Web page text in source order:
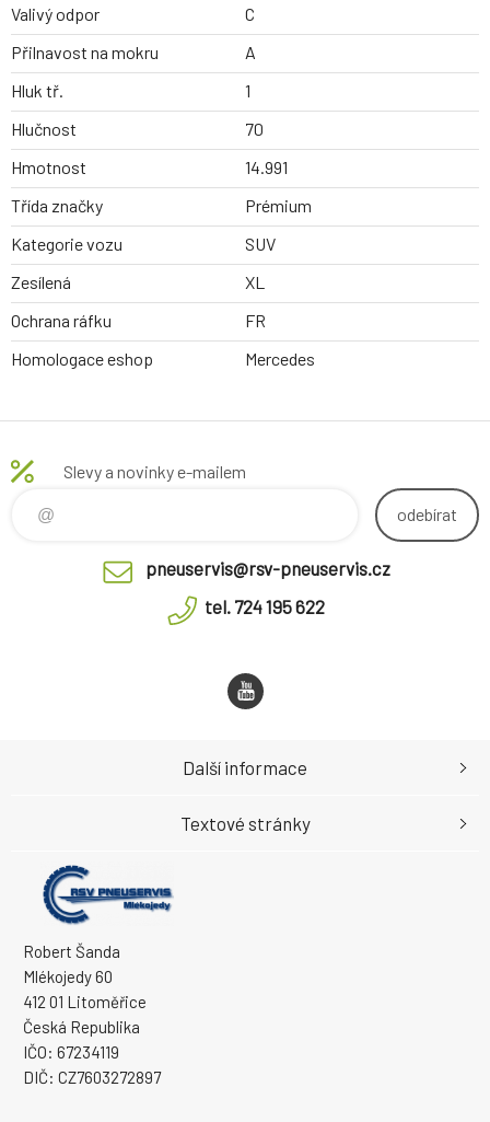
Valivý odpor
C
Přilnavost na mokru
A
Hluk tř.
1
Hlučnost
70
Hmotnost
14.991
Třída značky
Prémium
Kategorie vozu
SUV
Zesílená
XL
Ochrana ráfku
FR
Homologace eshop
Mercedes
Slevy a novinky e-mailem
odebírat
pneuservis@rsv-pneuservis.cz
tel. 724 195 622
Robert Šanda
Mlékojedy 60
412 01 Litoměřice
Česká Republika
IČO: 67234119
DIČ: CZ7603272897
Další informace
Textové stránky